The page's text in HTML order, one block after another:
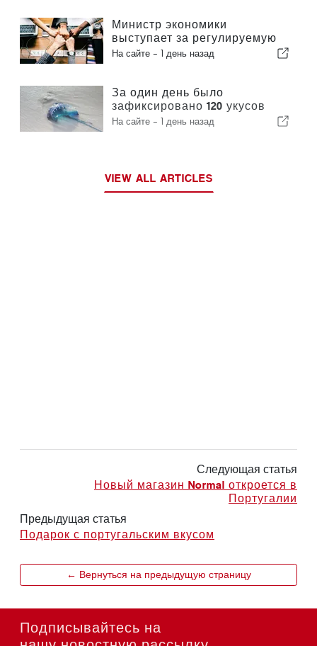
Министр экономики
выступает за регулируемую
интеграцию и гарантирует
На сайте - 1 день назад
За один день было
зафиксировано 120 укусов
португальского кораблика
На сайте - 1 день назад
VIEW ALL ARTICLES
Следующая статья
Новый магазин Normal откроется в
Португалии
Предыдущая статья
Подарок с португальским вкусом
← Вернуться на предыдущую страницу
Подписывайтесь на